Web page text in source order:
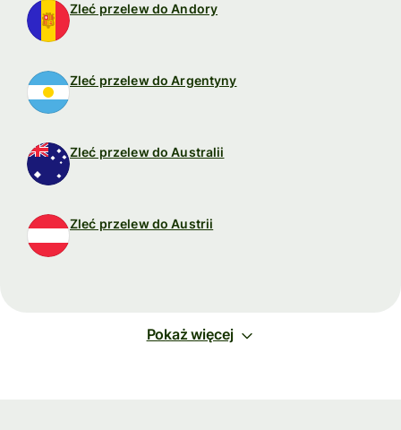
Zleć przelew do Andory
Zleć przelew do Argentyny
Zleć przelew do Australii
Zleć przelew do Austrii
Pokaż więcej